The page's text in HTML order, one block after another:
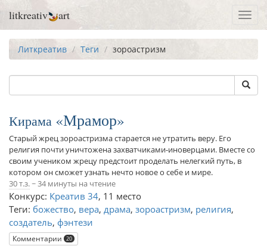
litkreativ art
Литкреатив Теги зороастризм
Кирама Мрамор
Старый жрец зороастризма старается не утратить веру. Его
религия почти уничтожена захватчиками-иноверцами. Вместе со
своим учеником жрецу предстоит проделать нелегкий путь, в
котором он сможет узнать нечто новое о себе и мире.
30 т.з.~ 34 минуты на чтение
Конкурс: Креатив 34, 11 место
Теги: божество, вера, драма, зороастризм, религия,
создатель, фэнтези
Комментарии 20